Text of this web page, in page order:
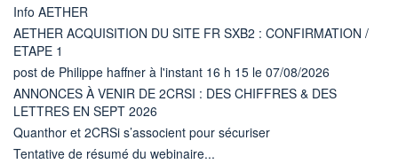
Info AETHER
AETHER ACQUISITION DU SITE FR SXB2 : CONFIRMATION /
ETAPE 1
post de Philippe haffner à l'instant 16 h 15 le 07/08/2026
ANNONCES À VENIR DE 2CRSI : DES CHIFFRES & DES
LETTRES EN SEPT 2026
Quanthor et 2CRSi s’associent pour sécuriser
Tentative de résumé du webinaire...